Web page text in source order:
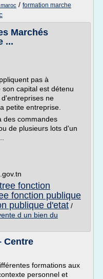
/ formation marche
Marchés
...
pas à
capital est détenu
ne
petite entreprise.
des commandes
de plusieurs lots d'un
fonction
fonction publique
publique d'etat /
d un bien du
Centre
formations aux
personnel et